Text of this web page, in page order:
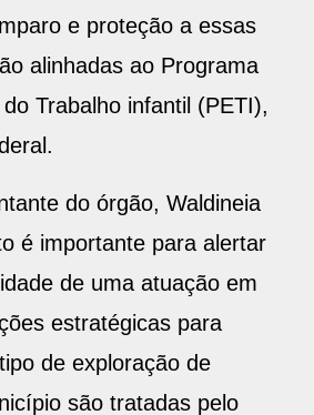
e proteção a essas
alinhadas ao Programa
Trabalho infantil (PETI),
do órgão, Waldineia
é importante para alertar
de uma atuação em
estratégicas para
de exploração de
são tratadas pelo